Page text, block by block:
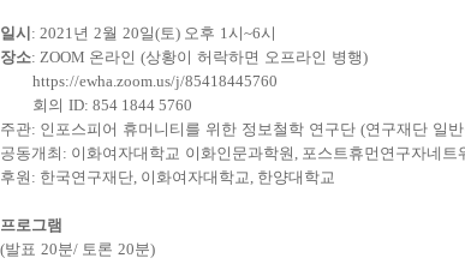
일시 : 2021년 2월 20일(토) 오후 1시~6시
장소: ZOOM 온라인 (상황이 허락하면 오프라인 병행)
https://ewha.zoom.us/j/85418445760
회의 ID: 854 1844 5760
주관: 인포스피어 휴머니티를 위한 정보철학 연구단 (연구재단 일
공동개최 : 이화여자대학교 이화인문과학원 , 포스트휴먼연구자네트
후원 : 한국연구재단, 이화여자대학교, 한양대학교
프로그램
(발표 20분/ 토론 20분)